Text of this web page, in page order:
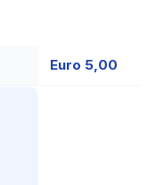
Euro 5,00